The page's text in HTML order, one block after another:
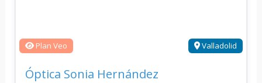
Plan Veo Valladolid
Óptica Sonia Hernández